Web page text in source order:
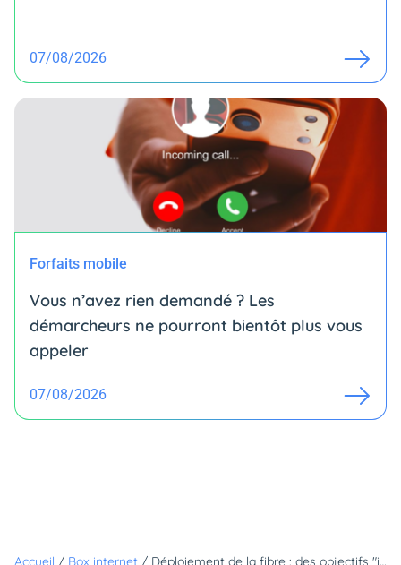
07/08/2026
Forfaits mobile
Vous n’avez rien demandé ? Les
démarcheurs ne pourront bientôt plus vous
appeler
07/08/2026
Accueil / Box internet / Déploiement de la fibre : des objectifs "irréalistes", même avant la crise sanitaire ?